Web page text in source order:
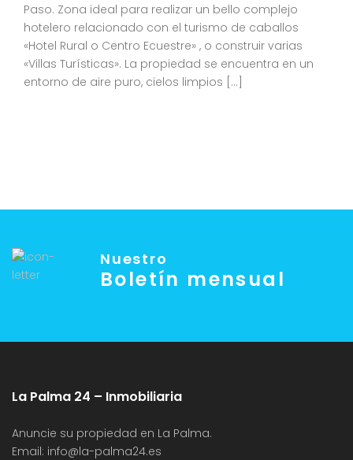
Paso. Zona ideal para realizar un bello complejo
hotelero relacionado con el turismo de caballos
«Hotel Rural o Centro Ecuestre» , o construir varias
«Villas Turísticas». La propiedad se encuentra en un
entorno de aire puro, cielos limpios […]
Nuestro
Boletín mensual
La Palma 24 – Inmobiliaria
Anuncie su propiedad en La Palma.
Email: info@la-palma24.es